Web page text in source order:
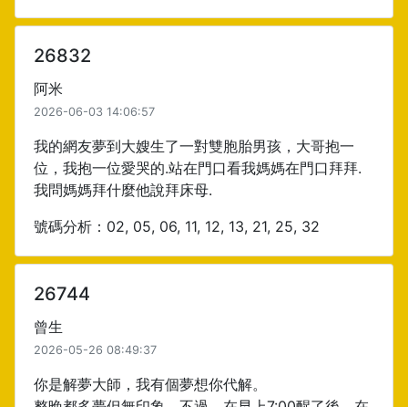
26832
阿米
2026-06-03 14:06:57
我的網友夢到大嫂生了一對雙胞胎男孩，大哥抱一
位，我抱一位愛哭的.站在門口看我媽媽在門口拜拜.
我問媽媽拜什麼他說拜床母.
號碼分析：02, 05, 06, 11, 12, 13, 21, 25, 32
26744
曾生
2026-05-26 08:49:37
你是解夢大師，我有個夢想你代解。